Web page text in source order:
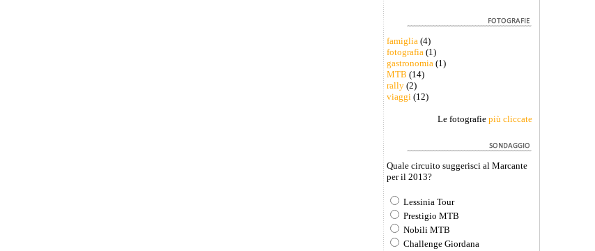
famiglia (4)
fotografia (1)
gastronomia (1)
MTB (14)
rally(2)
viaggi (12)
Le fotografie più cliccate
Quale circuito suggerisci al Marcante
per il 2013?
Lessinia Tour
Prestigio MTB
Nobili MTB
Challenge Giordana